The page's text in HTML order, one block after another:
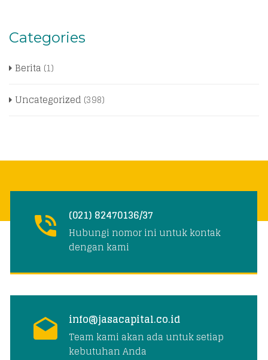
Categories
Berita (1)
Uncategorized (398)
(021) 82470136/37
Hubungi nomor ini untuk kontak
dengan kami
info@jasacapital.co.id
Team kami akan ada untuk setiap
kebutuhan Anda